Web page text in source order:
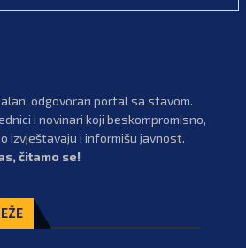
odgovoran portal sa stavom.
i novinari koji beskompromisno,
izvještavaju i informišu javnost.
čitamo se!